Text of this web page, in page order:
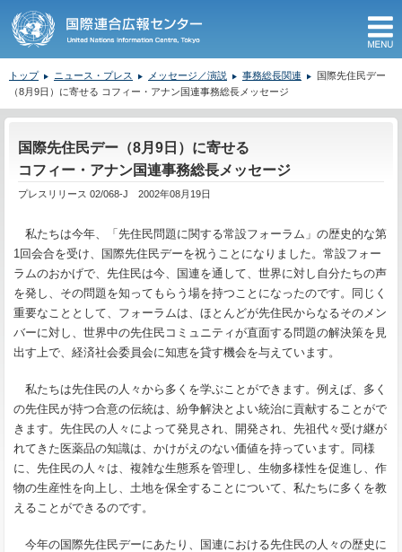
トップ ニュース・プレス メッセージ／演説 事務総長関連
国際先住民デー
（8月9日）に寄せる コフィー・アナン国連事務総長メッセージ
国際先住民デー（8月9日）に寄せる
コフィー・アナン国連事務総長メッセージ
プレスリリース 02/068-J 2002年08月19日
私たちは今年、「先住民問題に関する常設フォーラム」の歴史的な第
1回会合を受け、国際先住民デーを祝うことになりました。常設フォー
ラムのおかげで、先住民は今、国連を通して、世界に対し自分たちの声
を発し、その問題を知ってもらう場を持つことになったのです。同じく
重要なこととして、フォーラムは、ほとんどが先住民からなるそのメン
バーに対し、世界中の先住民コミュニティが直面する問題の解決策を見
出す上で、経済社会委員会に知恵を貸す機会を与えています。
私たちは先住民の人々から多くを学ぶことができます。例えば、多く
の先住民が持つ合意の伝統は、紛争解決とよい統治に貢献することがで
きます。先住民の人々によって発見され、開発され、先祖代々受け継が
れてきた医薬品の知識は、かけがえのない価値を持っています。同様
に、先住民の人々は、複雑な生態系を管理し、生物多様性を促進し、作
物の生産性を向上し、土地を保全することについて、私たちに多くを教
えることができるのです。
今年の国際先住民デーにあたり、国連における先住民の人々の歴史に